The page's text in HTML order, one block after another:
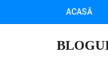
ACASĂ